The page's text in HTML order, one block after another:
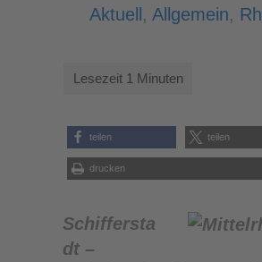
Aktuell, Allgemein,
teilen teilen
drucken
Schiffersta
dt –